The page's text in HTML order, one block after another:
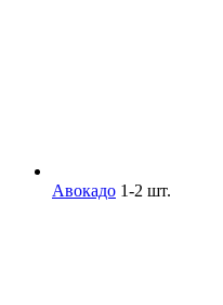
Авокадо 1-2 шт.